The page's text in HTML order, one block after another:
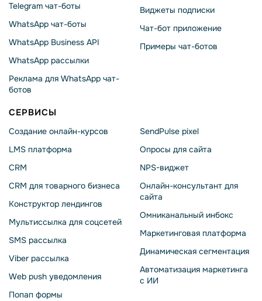
Telegram чат-боты
WhatsApp чат-боты
WhatsApp Business API
WhatsApp рассылки
Реклама для WhatsApp чат-
ботов
Виджеты подписки
Чат-бот приложение
Примеры чат-ботов
СЕРВИСЫ
Создание онлайн-курсов
LMS платформа
CRM
CRM для товарного бизнеса
Конструктор лендингов
Мультиссылка для соцсетей
SMS рассылка
Viber рассылка
Web push уведомления
Попап формы
SendPulse pixel
Опросы для сайта
NPS-виджет
Онлайн-консультант для
сайта
Омниканальный инбокс
Маркетинговая платформа
Динамическая сегментация
Автоматизация маркетинга
с ИИ